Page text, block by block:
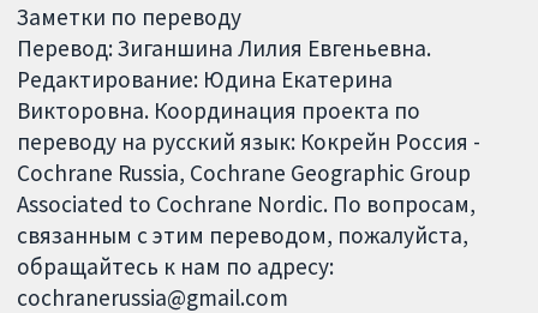
Заметки по переводу
Перевод: Зиганшина Лилия Евгеньевна.
Редактирование: Юдина Екатерина
Викторовна. Координация проекта по
переводу на русский язык: Кокрейн Россия -
Cochrane Russia, Cochrane Geographic Group
Associated to Cochrane Nordic. По вопросам,
связанным с этим переводом, пожалуйста,
обращайтесь к нам по адресу:
cochranerussia@gmail.com